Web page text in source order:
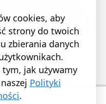
cookies, aby
strony do twoich
zbierania danych
jak używamy
Polityki
.